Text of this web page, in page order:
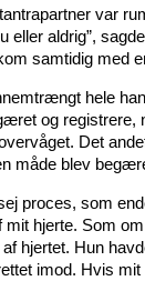
var
eller aldrig”,
samtidig med
hele
og
Det
måde blev
proces, som
mit hjerte. Som
hjertet. Hun
imod. Hvis